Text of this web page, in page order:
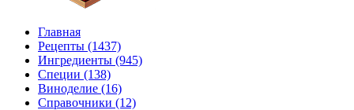
Главная
Рецепты (1437)
Ингредиенты (945)
Специи (138)
Виноделие (16)
Справочники (12)